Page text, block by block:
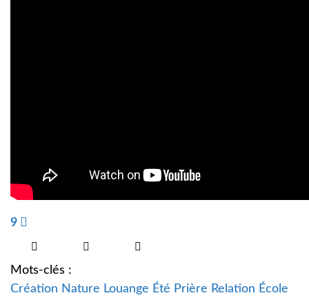
9
Mots-clés :
Création Nature Louange Été Prière Relation École